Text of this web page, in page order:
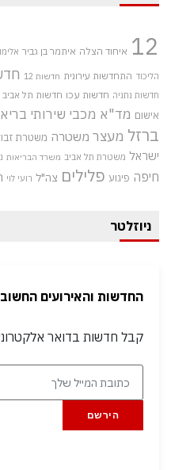
12 איחוד הצלה איתמר בן גביר
הליכוד התחדשות עירונית חדשות 12
חדשות נתניה חדשות עכו חדשות תל אביב
אישום מד"א מכבי שירותי
ברזל מעצר משטרה משטרת
ישראל משטרת תל אביב משרד הבריאות
חיפה פיגוע פלילים צה"ל רועי לוי
ניוזלטר
החדשות והאירועים
קבל חדשות בדואר
הירשם